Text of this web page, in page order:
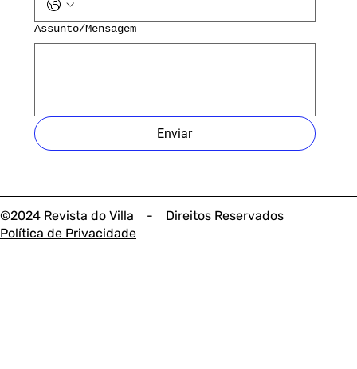
©2024 Revista do Villa - Direitos Reservados
Política de Privacidade
Assunto/Mensagem
Enviar